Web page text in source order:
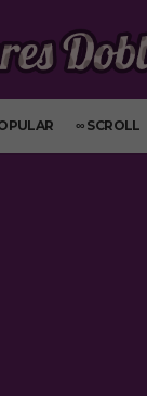
∞ SCROLL